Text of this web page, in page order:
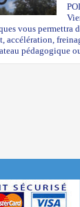
vous
pédagogique